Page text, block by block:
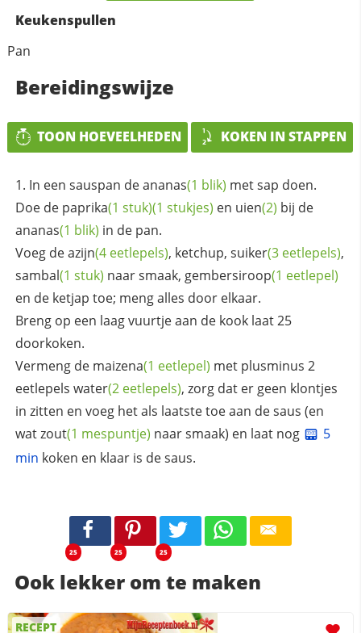
Keukenspullen
Pan
Bereidingswijze
TOON HOEVEELHEDEN KOKEN IN STAPPEN
In een sauspan deananas(1 blik) met sap doen.
Doe de paprika(1 stuk)(1 stukjes) en uien(2) bij de
ananas(1 blik) in de pan.
Voeg deazijn(4 eetlepels), ketchup, suiker(3 eetlepels),
sambal(1 stuk) naar smaak, gembersiroop(1 eetlepel)
en de ketjap toe; meng alles door elkaar.
Breng op een laag vuurtje aan de kook laat 25
doorkoken.
Vermeng de maizena(1 eetlepel) met plusminus 2
eetlepels water(2 eetlepels), zorg dat er geen klontjes
in zitten en voeg het als laatste toe aan de saus (en
watzout(1 mespuntje) naar smaak) en laat nog
5
min koken en klaar is de saus.
25 25 25
Ook lekker om te maken
RECEPT